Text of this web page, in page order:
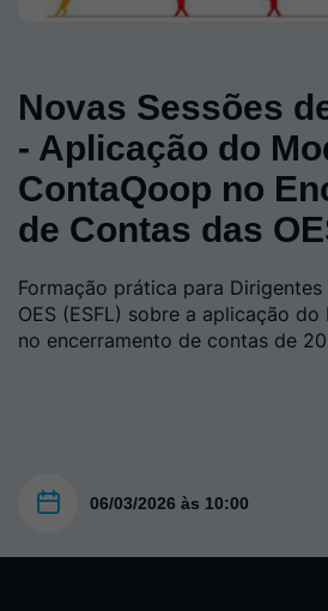
Novas Sessões
- Aplicação do
ContaQoop no
de Contas das
Formação prática para
OES (ESFL) sobre a aplicação
no encerramento de contas de
06/03/2026 às 10:00